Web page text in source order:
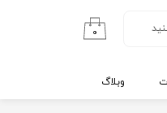
۰
وبلاگ